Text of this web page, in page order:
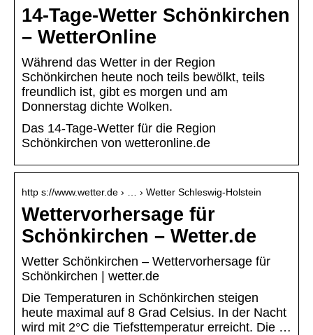
14-Tage-Wetter Schönkirchen
– WetterOnline
Während das Wetter in der Region
Schönkirchen heute noch teils bewölkt, teils
freundlich ist, gibt es morgen und am
Donnerstag dichte Wolken.
Das 14-Tage-Wetter für die Region
Schönkirchen von wetteronline.de
http s://www.wetter.de › … › Wetter Schleswig-Holstein
Wettervorhersage für
Schönkirchen – Wetter.de
Wetter Schönkirchen – Wettervorhersage für
Schönkirchen | wetter.de
Die Temperaturen in Schönkirchen steigen
heute maximal auf 8 Grad Celsius. In der Nacht
wird mit 2°C die Tiefsttemperatur erreicht. Die …